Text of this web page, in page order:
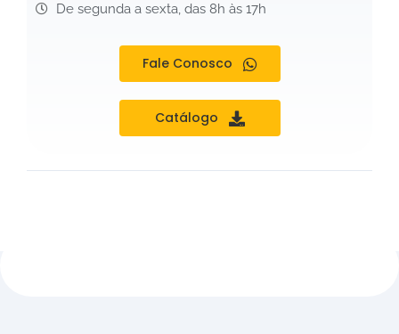
De segunda a sexta, das 8h às 17h
Fale Conosco
Catálogo